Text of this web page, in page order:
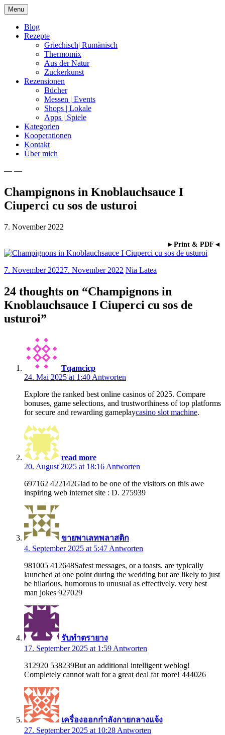
Skip
to
content
Menu
Blog
Rezepte
Griechisch| Rumänisch
Thermomix
Aus der Natur
Zuckerkunst
Rezensionen
Bücher
Messen | Events
Shops | Lokale
Apps | Spiele
Kategorien
Kooperationen
Kontakt
Über mich
Nia Latea
— —
Champignons in Knoblauchsauce I
Ciuperci cu sos de usturoi
7. November 2022
►Print & PDF◄
7. November 20227. November 2022 Nia Latea
24 thoughts on “Champignons in
Knoblauchsauce I Ciuperci cu sos de
usturoi”
Tqamcicp
24. Mai 2025 at 1:40 Antworten
Explore the ranked best online casinos of 2025. Compare
bonuses, game selections, and trustworthiness of top platforms
for secure and rewarding gameplaycasino slot machine.
read more
20. August 2025 at 18:16 Antworten
697162 422142Glad to be one of the visitors on this awe
inspiring web internet site : D. 275939
ขายพาเลทพลาสติก
4. September 2025 at 5:47 Antworten
981005 412648Safest messages, or a toasts. are typically
launched at one point during the wedding but are likely to just
be hilarious, humorous to unusual as effectively. very best
man jokes 927029
รับทำตรายาง
17. September 2025 at 1:59 Antworten
312920 538239But an additional intelligent weblog!
Completely cannot wait for a great deal far more! 444026
เครื่องออกกำลังกายกลางแจ้ง
27. September 2025 at 10:28 Antworten